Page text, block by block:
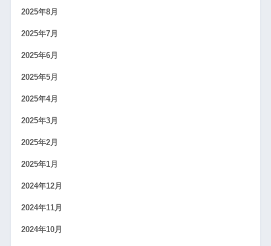
2025年8月
2025年7月
2025年6月
2025年5月
2025年4月
2025年3月
2025年2月
2025年1月
2024年12月
2024年11月
2024年10月